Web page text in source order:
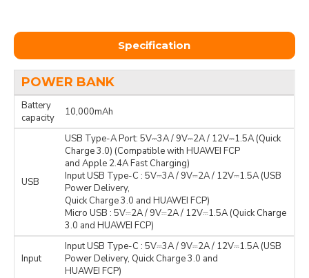
Specification
POWER BANK
Battery
capacity
10,000mAh
USB
USB Type-A Port: 5V⎓3A / 9V⎓2A / 12V⎓1.5A (Quick
Charge 3.0) (Compatible with HUAWEI FCP
and Apple 2.4A Fast Charging)
Input USB Type-C : 5V⎓3A / 9V⎓2A / 12V⎓1.5A (USB
Power Delivery,
Quick Charge 3.0 and HUAWEI FCP)
Micro USB : 5V⎓2A / 9V⎓2A / 12V⎓1.5A (Quick Charge
3.0 and HUAWEI FCP)
Input
Input USB Type-C : 5V⎓3A / 9V⎓2A / 12V⎓1.5A (USB
Power Delivery, Quick Charge 3.0 and
HUAWEI FCP)